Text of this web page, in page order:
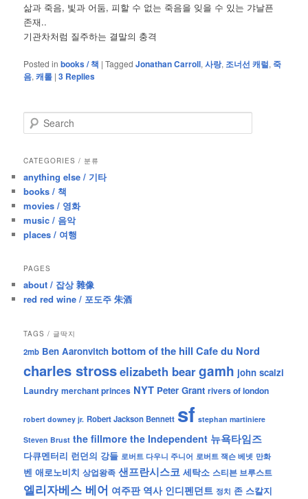
삶과 죽음, 빛과 어둠, 피할 수 없는 죽음을 잊을 수 있는 갸날픈
존재..
기관차처럼 질주하는 결말의 충격
Posted in books / 책 |Tagged Jonathan Carroll,사랑, 조너선 캐럴, 죽
음,캐롤 |3 Replies
e
r
h
CATEGORIES / 분류
anything else / 기타
books / 책
movies / 영화
music / 음악
places / 여행
PAGES
about / 잡상 雜像
red red wine / 포도주 朱酒
TAGS / 글딱지
2mb Ben Aaronvitch bottom of the hill Cafe du Nord
charles strosselizabeth beargamh john scalzi
Laundry merchant princes NYT Peter Grant rivers of london
robert downey jr. Robert Jackson Bennett sf stephan martiniere
Steven Brust the fillmore the Independent 뉴욕타임즈
다큐멘터리 런던의 강들 로버트 다우니 주니어 로버트 잭슨 베넷 만화
벤 애로노비치 상업왕족 샌프란시스코 세탁소 스티븐 브루스트
엘리자베스 베어 여주판 역사 인디펜던트 정치 존 스칼지